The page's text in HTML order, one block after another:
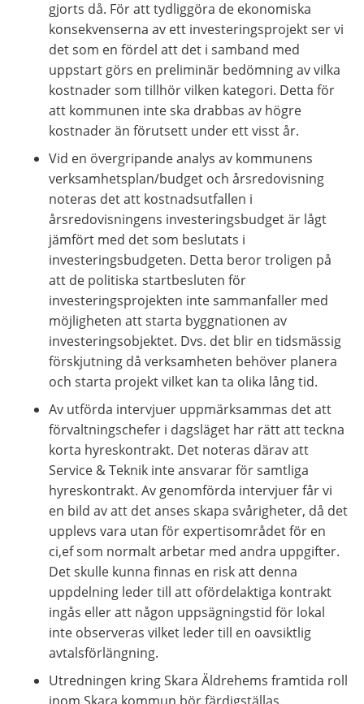
gjorts då. För att tydliggöra de ekonomiska
konsekvenserna av ett investeringsprojekt ser vi
det som en fördel att det i samband med
uppstart görs en preliminär bedömning av vilka
kostnader som tillhör vilken kategori. Detta för
att kommunen inte ska drabbas av högre
kostnader än förutsett under ett visst år.
Vid en övergripande analys av kommunens
verksamhetsplan/budget och årsredovisning
noteras det att kostnadsutfallen i
årsredovisningens investeringsbudget är lågt
jämfört med det som beslutats i
investeringsbudgeten. Detta beror troligen på
att de politiska startbesluten för
investeringsprojekten inte sammanfaller med
möjligheten att starta byggnationen av
investeringsobjektet. Dvs. det blir en tidsmässig
förskjutning då verksamheten behöver planera
och starta projekt vilket kan ta olika lång tid.
Av utförda intervjuer uppmärksammas det att
förvaltningschefer i dagsläget har rätt att teckna
korta hyreskontrakt. Det noteras därav att
Service & Teknik inte ansvarar för samtliga
hyreskontrakt. Av genomförda intervjuer får vi
en bild av att det anses skapa svårigheter, då det
upplevs vara utan för expertisområdet för en
ci,ef som normalt arbetar med andra uppgifter.
Det skulle kunna finnas en risk att denna
uppdelning leder till att ofördelaktiga kontrakt
ingås eller att någon uppsägningstid för lokal
inte observeras vilket leder till en oavsiktlig
avtalsförlängning.
Utredningen kring Skara Äldrehems framtida roll